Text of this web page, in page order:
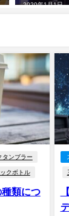
2020年1月1日
タンブラー
クボトル
種類につ